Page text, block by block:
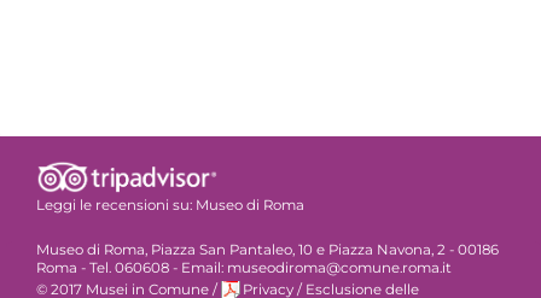
Leggi le recensioni su: Museo di Roma
Museo di Roma, Piazza San Pantaleo, 10 e Piazza Navona, 2 - 00186
Roma - Tel. 060608 - Email: museodiroma@comune.roma.it
© 2017 Musei in Comune / Privacy / Esclusione delle